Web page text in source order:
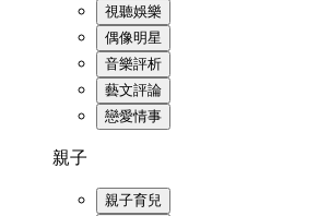
視聽娛樂
偶像明星
音樂評析
藝文評論
戀愛情事
親子
親子育兒